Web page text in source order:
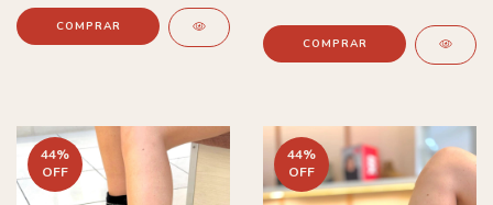
COMPRAR
COMPRAR
44%
OFF
44%
OFF